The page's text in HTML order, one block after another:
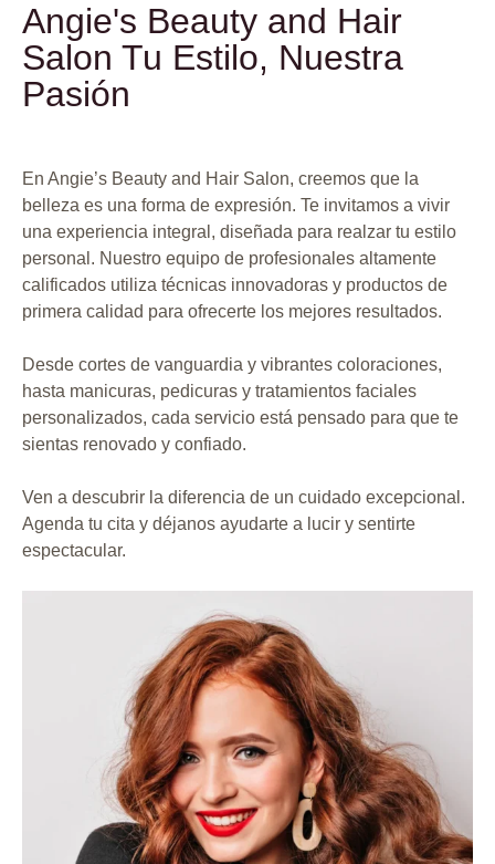
Angie's Beauty and Hair
Salon Tu Estilo, Nuestra
Pasión
En Angie’s Beauty and Hair Salon, creemos que la
belleza es una forma de expresión. Te invitamos a vivir
una experiencia integral, diseñada para realzar tu estilo
personal. Nuestro equipo de profesionales altamente
calificados utiliza técnicas innovadoras y productos de
primera calidad para ofrecerte los mejores resultados.
Desde cortes de vanguardia y vibrantes coloraciones,
hasta manicuras, pedicuras y tratamientos faciales
personalizados, cada servicio está pensado para que te
sientas renovado y confiado.
Ven a descubrir la diferencia de un cuidado excepcional.
Agenda tu cita y déjanos ayudarte a lucir y sentirte
espectacular.